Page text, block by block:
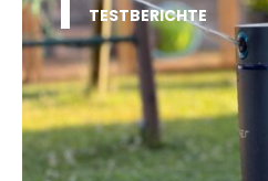
TESTBERICHTE